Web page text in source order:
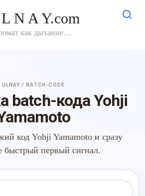
N A Y.com
как дыхание…
ULNAY / BATCH-CODE
batch-кода Yohji
код Yohji Yamamoto и сразу
быстрый первый сигнал.